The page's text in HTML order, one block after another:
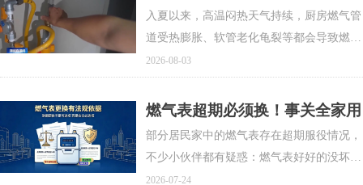
气事故，央视新闻教您如何判断
是否有漏气，发生泄漏了又该怎
入夏以来，高温闷热天气持续，厨房燃气管
道受热膨胀、软管老化龟裂等都会导致燃气
泄漏等事故发生。今年6月底，江苏高邮市
一居民在家中做晚饭时，厨房的煤气罐突然
起火，所幸他第一时间将阀门关闭，阻止了
2026-08-03
燃气表超期必须换！事关全家用
气安全，千万别忽视
部分居民家中的燃气表存在超期服役情况，
不少小伙伴都有疑惑：燃气表好好的没坏，
为什么一定要按时更换？其实，燃气表和燃
2026-07-24